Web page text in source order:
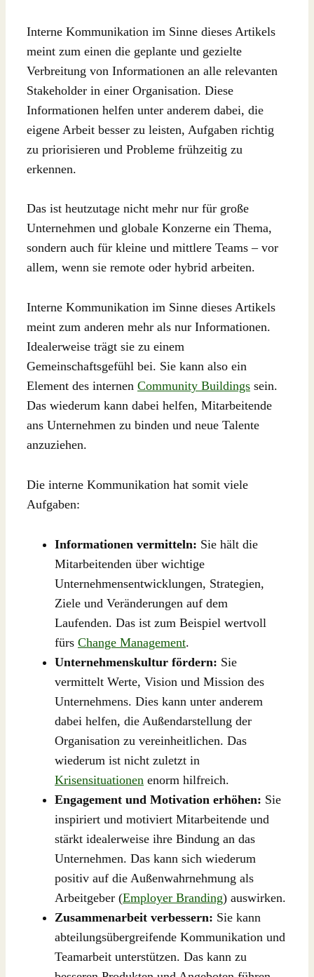
Interne Kommunikation im Sinne dieses Artikels
meint zum einen die geplante und gezielte
Verbreitung von Informationen an alle relevanten
Stakeholder in einer Organisation. Diese
Informationen helfen unter anderem dabei, die
eigene Arbeit besser zu leisten, Aufgaben richtig
zu priorisieren und Probleme frühzeitig zu
erkennen.
Das ist heutzutage nicht mehr nur für große
Unternehmen und globale Konzerne ein Thema,
sondern auch für kleine und mittlere Teams – vor
allem, wenn sie remote oder hybrid arbeiten.
Interne Kommunikation im Sinne dieses Artikels
meint zum anderen mehr als nur Informationen.
Idealerweise trägt sie zu einem
Gemeinschaftsgefühl bei. Sie kann also ein
Element des internen Community Buildings sein.
Das wiederum kann dabei helfen, Mitarbeitende
ans Unternehmen zu binden und neue Talente
anzuziehen.
Die interne Kommunikation hat somit viele
Aufgaben:
Informationen vermitteln: Sie hält die
Mitarbeitenden über wichtige
Unternehmensentwicklungen, Strategien,
Ziele und Veränderungen auf dem
Laufenden. Das ist zum Beispiel wertvoll
fürs Change Management.
Unternehmenskultur fördern: Sie
vermittelt Werte, Vision und Mission des
Unternehmens. Dies kann unter anderem
dabei helfen, die Außendarstellung der
Organisation zu vereinheitlichen. Das
wiederum ist nicht zuletzt in
Krisensituationen enorm hilfreich.
Engagement und Motivation erhöhen: Sie
inspiriert und motiviert Mitarbeitende und
stärkt idealerweise ihre Bindung an das
Unternehmen. Das kann sich wiederum
positiv auf die Außenwahrnehmung als
Arbeitgeber (Employer Branding) auswirken.
Zusammenarbeit verbessern: Sie kann
abteilungsübergreifende Kommunikation und
Teamarbeit unterstützen. Das kann zu